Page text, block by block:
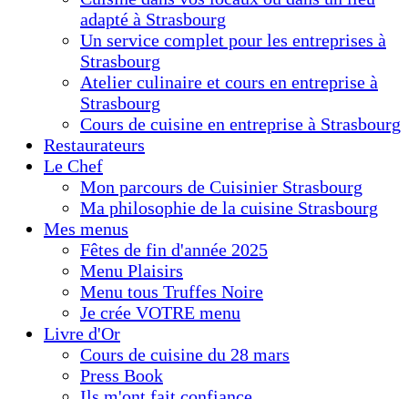
adapté à Strasbourg
Un service complet pour les entreprises à
Strasbourg
Atelier culinaire et cours en entreprise à
Strasbourg
Cours de cuisine en entreprise à Strasbourg
Restaurateurs
Le Chef
Mon parcours de Cuisinier Strasbourg
Ma philosophie de la cuisine Strasbourg
Mes menus
Fêtes de fin d'année 2025
Menu Plaisirs
Menu tous Truffes Noire
Je crée VOTRE menu
Livre d'Or
Cours de cuisine du 28 mars
Press Book